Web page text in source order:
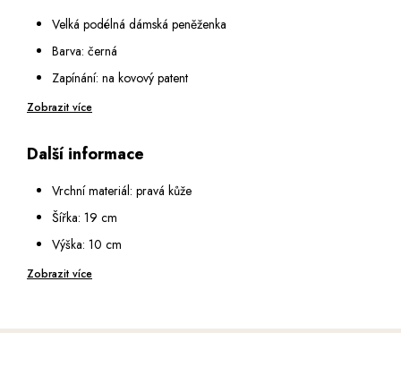
Velká podélná dámská peněženka
Barva: černá
Zapínání: na kovový patent
Vnitřní vybavení:
mince
2 otevřené podélné přihrádky na bankovky
14 přihrádek na karty
Zobrazit více
Další informace
Vrchní materiál: pravá kůže
Šířka: 19 cm
Výška: 10 cm
Hloubka: 3 cm
Zobrazit více